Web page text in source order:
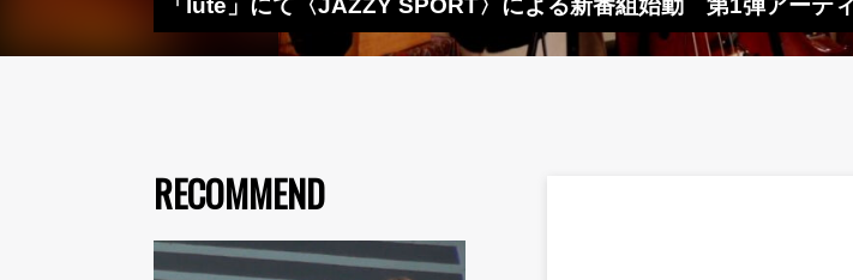
「lute」にて〈JAZZY SPORT〉による新番組始動 第1弾アーテ
RECOMMEND